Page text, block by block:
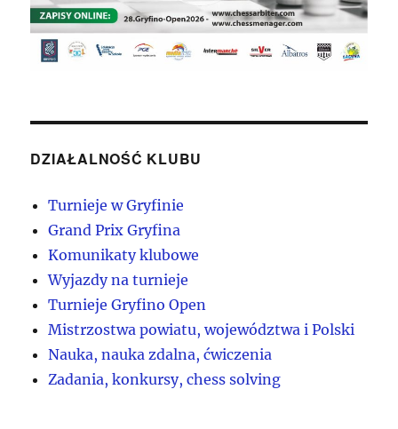
DZIAŁALNOŚĆ KLUBU
Turnieje w Gryfinie
Grand Prix Gryfina
Komunikaty klubowe
Wyjazdy na turnieje
Turnieje Gryfino Open
Mistrzostwa powiatu, województwa i Polski
Nauka, nauka zdalna, ćwiczenia
Zadania, konkursy, chess solving